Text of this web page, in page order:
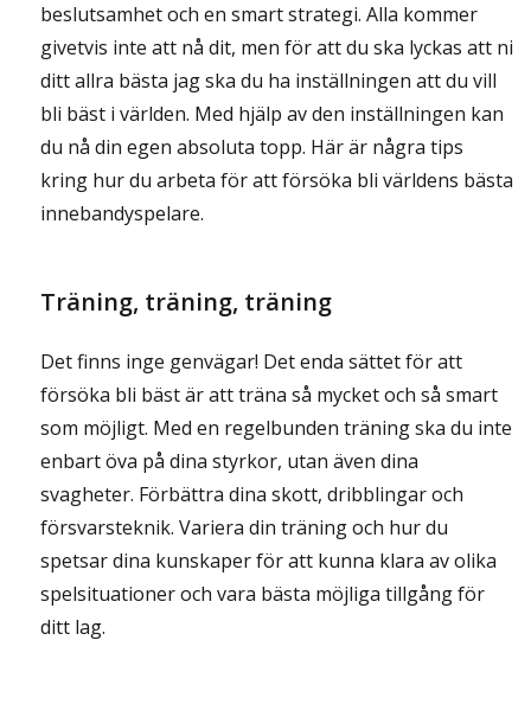
beslutsamhet och en smart strategi. Alla kommer
givetvis inte att nå dit, men för att du ska lyckas att ni
ditt allra bästa jag ska du ha inställningen att du vill
bli bäst i världen. Med hjälp av den inställningen kan
du nå din egen absoluta topp. Här är några tips
kring hur du arbeta för att försöka bli världens bästa
innebandyspelare.
Träning, träning, träning
Det finns inge genvägar! Det enda sättet för att
försöka bli bäst är att träna så mycket och så smart
som möjligt. Med en regelbunden träning ska du inte
enbart öva på dina styrkor, utan även dina
svagheter. Förbättra dina skott, dribblingar och
försvarsteknik. Variera din träning och hur du
spetsar dina kunskaper för att kunna klara av olika
spelsituationer och vara bästa möjliga tillgång för
ditt lag.